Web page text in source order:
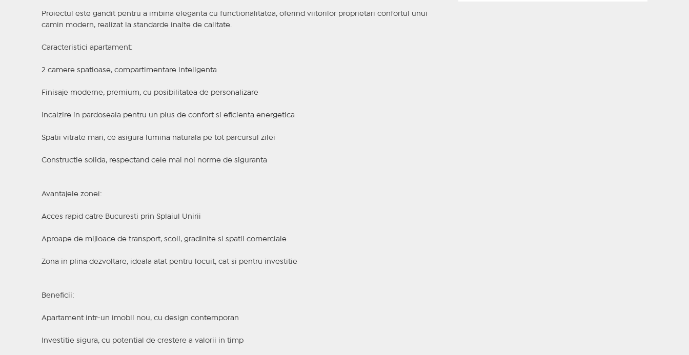
Proiectul este gandit pentru a imbina eleganta cu functionalitatea, oferind viitorilor proprietari confortul unui
camin modern, realizat la standarde inalte de calitate.
Caracteristici apartament:
2 camere spatioase, compartimentare inteligenta
Finisaje moderne, premium, cu posibilitatea de personalizare
Incalzire in pardoseala pentru un plus de confort si eficienta energetica
Spatii vitrate mari, ce asigura lumina naturala pe tot parcursul zilei
Constructie solida, respectand cele mai noi norme de siguranta
Avantajele zonei:
Acces rapid catre Bucuresti prin Splaiul Unirii
Aproape de mijloace de transport, scoli, gradinite si spatii comerciale
Zona in plina dezvoltare, ideala atat pentru locuit, cat si pentru investitie
Beneficii:
Apartament intr-un imobil nou, cu design contemporan
Investitie sigura, cu potential de crestere a valorii in timp